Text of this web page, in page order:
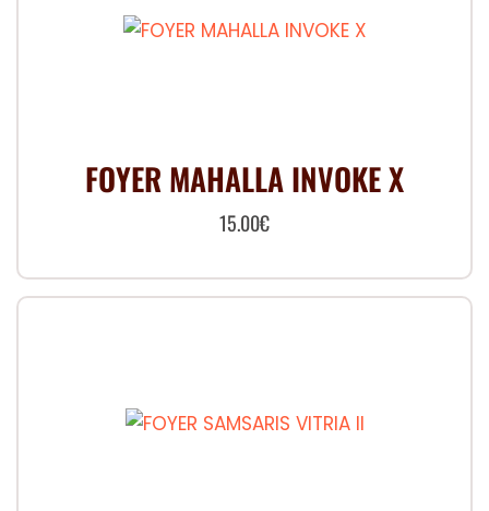
FOYER MAHALLA INVOKE X
15.00€